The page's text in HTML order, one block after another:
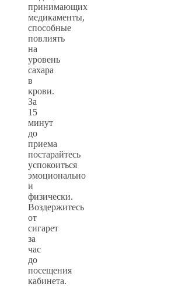
принимающих
медикаменты,
способные
повлиять
на
уровень
сахара
в
крови.
За
15
минут
до
приема
постарайтесь
успокоиться
эмоционально
и
физически.
Воздержитесь
от
сигарет
за
час
до
посещения
кабинета.